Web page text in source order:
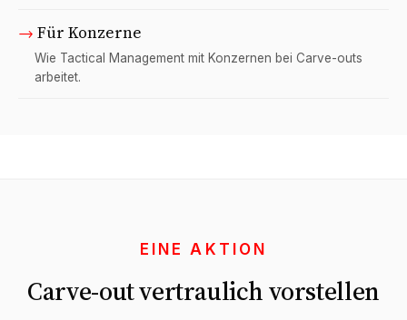
→ Für Konzerne
Wie Tactical Management mit Konzernen bei Carve-outs
arbeitet.
EINE AKTION
Carve-out vertraulich vorstellen